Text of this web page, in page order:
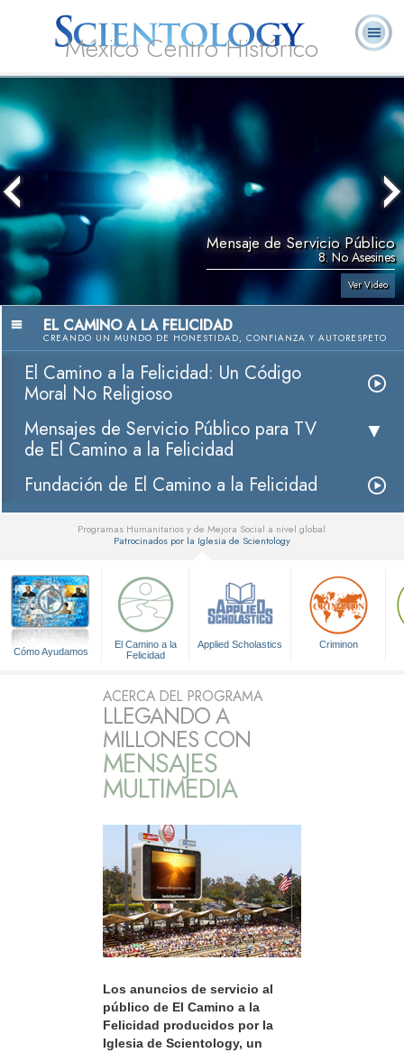
México Centro Histórico
Nosotros
Mensaje de Servicio Público
8. No Asesines
Ver Video
EL CAMINO A LA FELICIDAD
CREANDO UN MUNDO DE HONESTIDAD, CONFIANZA Y AUTORESPETO
El Camino a la Felicidad: Un Código
Moral No Religioso
Mensajes de Servicio Público para TV
de El Camino a la Felicidad
Fundación de El Camino a la Felicidad
Programas Humanitarios y de Mejora Social a nivel global
Patrocinados por la Iglesia de Scientology
Cómo Ayudamos
El Camino a la
Felicidad
Applied Scholastics Criminon
ACERCA DEL PROGRAMA
LLEGANDO A
MILLONES CON
MENSAJES
MULTIMEDIA
Los anuncios de servicio al
público de El Camino a la
Felicidad producidos por la
Iglesia de Scientology, un